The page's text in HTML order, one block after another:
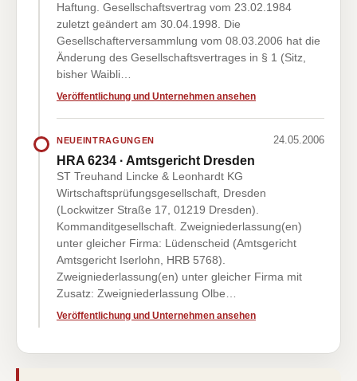
Haftung. Gesellschaftsvertrag vom 23.02.1984
zuletzt geändert am 30.04.1998. Die
Gesellschafterversammlung vom 08.03.2006 hat die
Änderung des Gesellschaftsvertrages in § 1 (Sitz,
bisher Waibli…
Veröffentlichung und Unternehmen ansehen
NEUEINTRAGUNGEN 24.05.2006
HRA 6234 · Amtsgericht Dresden
ST Treuhand Lincke & Leonhardt KG
Wirtschaftsprüfungsgesellschaft, Dresden
(Lockwitzer Straße 17, 01219 Dresden).
Kommanditgesellschaft. Zweigniederlassung(en)
unter gleicher Firma: Lüdenscheid (Amtsgericht
Amtsgericht Iserlohn, HRB 5768).
Zweigniederlassung(en) unter gleicher Firma mit
Zusatz: Zweigniederlassung Olbe…
Veröffentlichung und Unternehmen ansehen